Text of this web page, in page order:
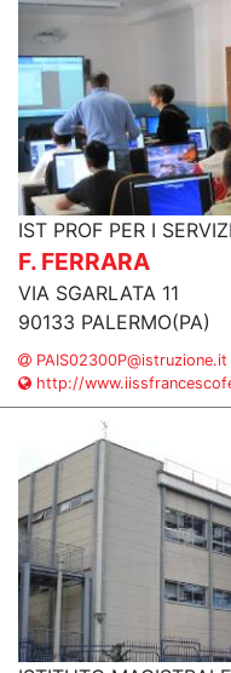
IST PROF PER I
F. FERRARA
VIA SGARLATA 11
90133 PALERMO(PA)
PAIS02300P@istruzione.it
http://